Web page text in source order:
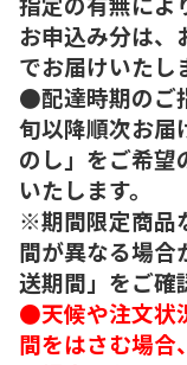
お申込み分は、
でお届けいたし
●配達時期のご
旬以降順次お届
のし」をご希望
いたします。
※期間限定商品
間が異なる場合
送期間」をご確
●天候や注文状
間をはさむ場合